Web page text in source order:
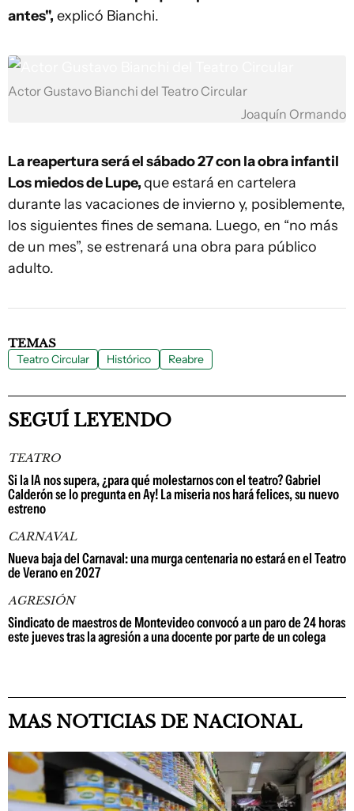
antes", explicó Bianchi.
Actor Gustavo Bianchi del Teatro Circular
Joaquín Ormando
La reapertura será el sábado 27 con la obra infantil
Los miedos de Lupe,que estará en cartelera
durante las vacaciones de invierno y, posiblemente,
los siguientes fines de semana. Luego, en “no más
de un mes”, se estrenará una obra para público
adulto.
TEMAS
Teatro Circular Histórico Reabre
SEGUÍ LEYENDO
TEATRO
Si la IA nos supera, ¿para qué molestarnos con el teatro? Gabriel
Calderón se lo pregunta en Ay! La miseria nos hará felices, su nuevo
estreno
CARNAVAL
Nueva baja del Carnaval: una murga centenaria no estará en el Teatro
de Verano en 2027
AGRESIÓN
Sindicato de maestros de Montevideo convocó a un paro de 24 horas
este jueves tras la agresión a una docente por parte de un colega
MAS NOTICIAS DE NACIONAL